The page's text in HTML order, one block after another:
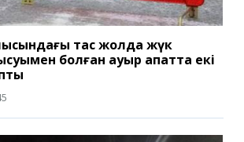
тас жолда жүк
болған ауыр апатта екі